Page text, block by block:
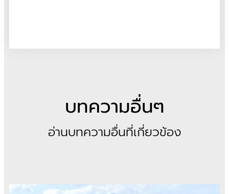
บทความอื่นๆ
อ่านบทความอื่นที่เกี่ยวข้อง